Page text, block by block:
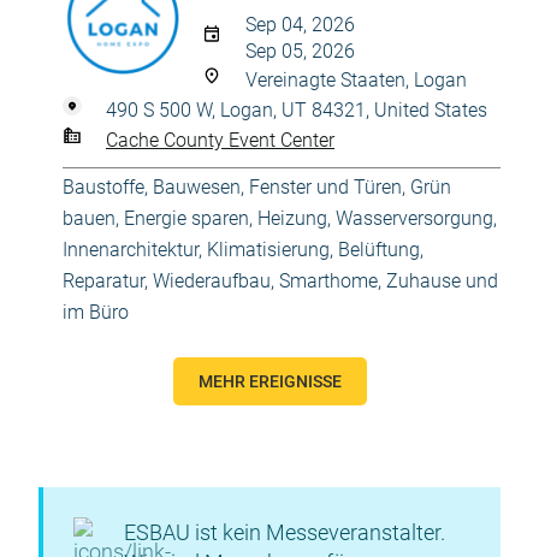
Sep 04, 2026
Sep 05, 2026
Vereinagte Staaten, Logan
490 S 500 W, Logan, UT 84321, United States
Cache County Event Center
Baustoffe, Bauwesen, Fenster und Türen, Grün
bauen, Energie sparen, Heizung, Wasserversorgung,
Innenarchitektur, Klimatisierung, Belüftung,
Reparatur, Wiederaufbau, Smarthome, Zuhause und
im Büro
MEHR EREIGNISSE
ESBAU ist kein Messeveranstalter.